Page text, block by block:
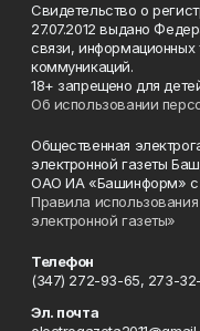
Свидетельство о
27.07.2012 выдано
связи,
коммуникаций.
18+ запрещено для
Об использовании
Общественная
электронной газеты
ОАО ИА «Башинформ» с
Правила
электронной газеты»
Телефон
(347) 272-93-65, 273-
Эл. почта